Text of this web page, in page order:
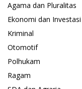
Agama dan Pluralitas
Ekonomi dan Investasi
Kriminal
Otomotif
Polhukam
Ragam